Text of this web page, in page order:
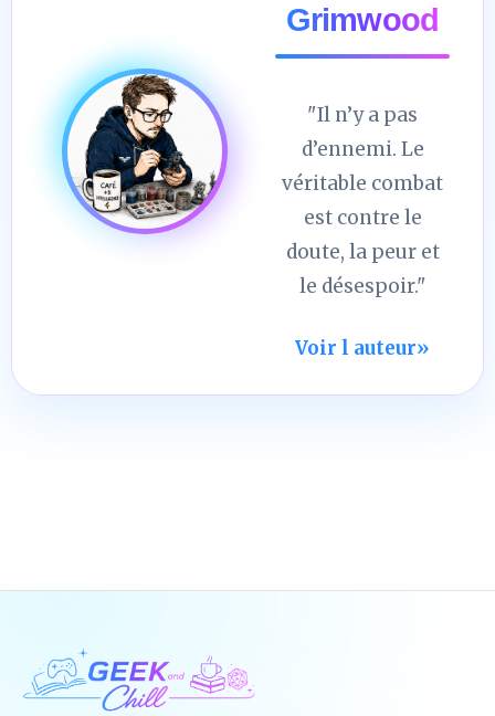
Grimwood
"Il n’y a pas
d’ennemi. Le
véritable combat
est contre le
doute, la peur et
le désespoir."
Voir l auteur»